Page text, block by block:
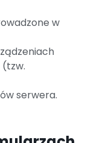
w
serwera.